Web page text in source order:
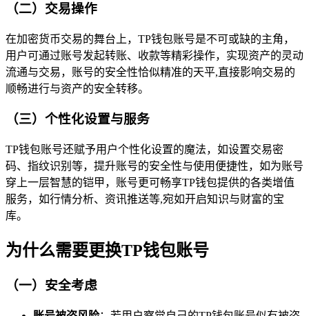
（二）交易操作
在加密货币交易的舞台上，TP钱包账号是不可或缺的主角，
用户可通过账号发起转账、收款等精彩操作，实现资产的灵动
流通与交易，账号的安全性恰似精准的天平,直接影响交易的
顺畅进行与资产的安全转移。
（三）个性化设置与服务
TP钱包账号还赋予用户个性化设置的魔法，如设置交易密
码、指纹识别等，提升账号的安全性与使用便捷性，如为账号
穿上一层智慧的铠甲，账号更可畅享TP钱包提供的各类增值
服务，如行情分析、资讯推送等,宛如开启知识与财富的宝
库。
为什么需要更换TP钱包账号
（一）安全考虑